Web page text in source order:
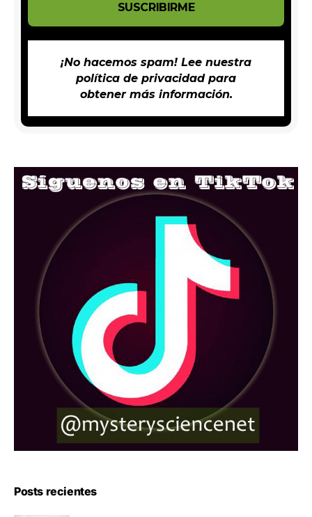
¡No hacemos spam! Lee nuestra
política de privacidadpara
obtener más información.
Posts recientes